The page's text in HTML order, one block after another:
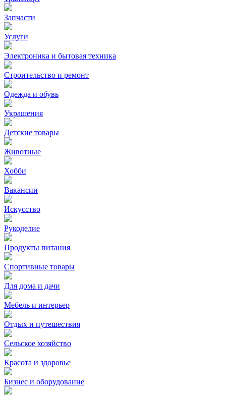
Запчасти
Услуги
Электроника и бытовая техника
Строительство и ремонт
Одежда и обувь
Украшения
Детские товары
Животные
Хобби
Вакансии
Искусство
Рукоделие
Продукты питания
Спортивные товары
Для дома и дачи
Мебель и интерьер
Отдых и путешествия
Сельское хозяйство
Красота и здоровье
Бизнес и оборудование